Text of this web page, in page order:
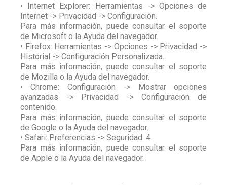
• Internet Explorer: Herramientas -> Opciones de
Internet -> Privacidad -> Configuración.
Para más información, puede consultar el soporte
de Microsoft o la Ayuda del navegador.
• Firefox: Herramientas -> Opciones -> Privacidad ->
Historial -> Configuración Personalizada.
Para más información, puede consultar el soporte
de Mozilla o la Ayuda del navegador.
• Chrome: Configuración -> Mostrar opciones
avanzadas -> Privacidad -> Configuración de
contenido.
Para más información, puede consultar el soporte
de Google o la Ayuda del navegador.
• Safari: Preferencias -> Seguridad. 4
Para más información, puede consultar el soporte
de Apple o la Ayuda del navegador.